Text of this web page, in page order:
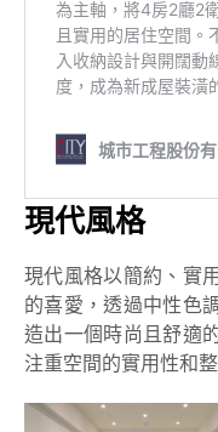
現代風格
現代風格以簡約、實
的喜愛，透過中性色
造出一個時尚且舒適
注重空間的實用性和